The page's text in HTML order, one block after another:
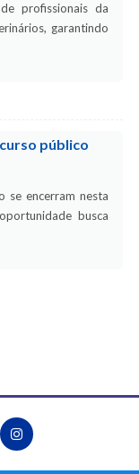
profissionais da
garantindo
público
se encerram nesta
busca